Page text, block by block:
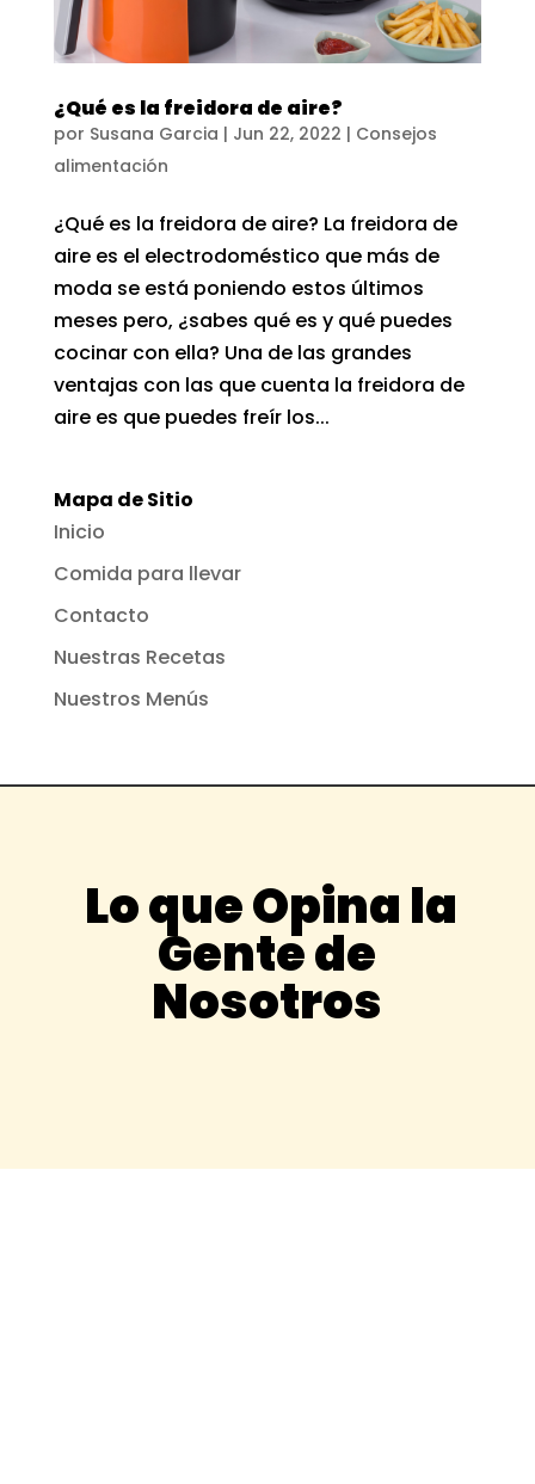
¿Qué es la freidora de aire?
por Susana Garcia | Jun 22, 2022 | Consejos
alimentación
¿Qué es la freidora de aire? La freidora de
aire es el electrodoméstico que más de
moda se está poniendo estos últimos
meses pero, ¿sabes qué es y qué puedes
cocinar con ella? Una de las grandes
ventajas con las que cuenta la freidora de
aire es que puedes freír los...
Mapa de Sitio
Inicio
Comida para llevar
Contacto
Nuestras Recetas
Nuestros Menús
Lo que Opina la
Gente de
Nosotros